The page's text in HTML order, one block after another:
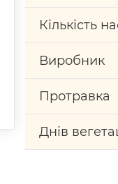
Кількість
Виробник
Протравка
Днів